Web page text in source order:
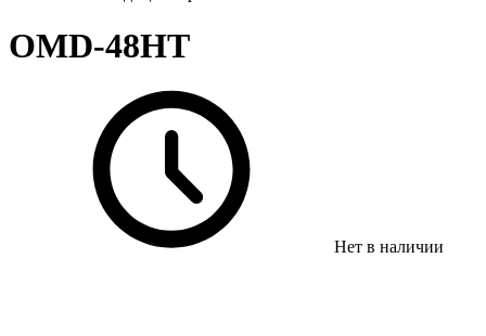
OMD-48HT
Нет в наличии